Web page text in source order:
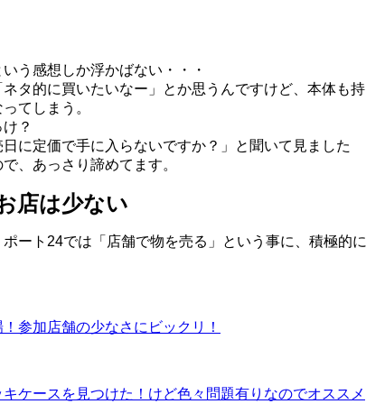
う感想しか浮かばない・・・
タ的に買いたいなー」とか思うんですけど、本体も持
てしまう。
？
に定価で手に入らないですか？」と聞いて見ました
、あっさり諦めてます。
店は少ない
ート24では「店舗で物を売る」という事に、積極的に
参加店舗の少なさにビックリ！
ケースを見つけた！けど色々問題有りなのでオススメ